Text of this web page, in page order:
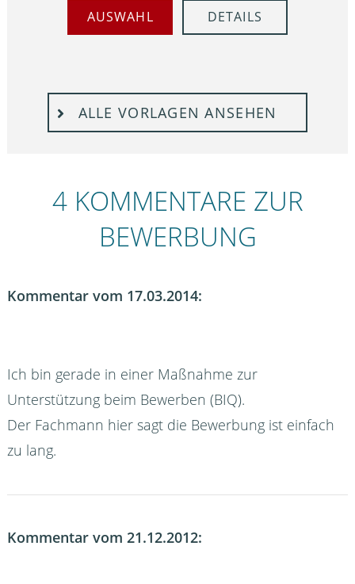
AUSWAHL DETAILS
ALLE VORLAGEN ANSEHEN
4 KOMMENTARE ZUR
BEWERBUNG
Kommentar vom 17.03.2014:
Ich bin gerade in einer Maßnahme zur
Unterstützung beim Bewerben (BIQ).
Der Fachmann hier sagt die Bewerbung ist einfach
zu lang.
Kommentar vom 21.12.2012: